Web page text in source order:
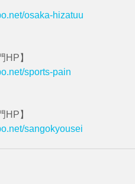
osaka-hizatuu
HP】
sports-pain
HP】
sangokyousei